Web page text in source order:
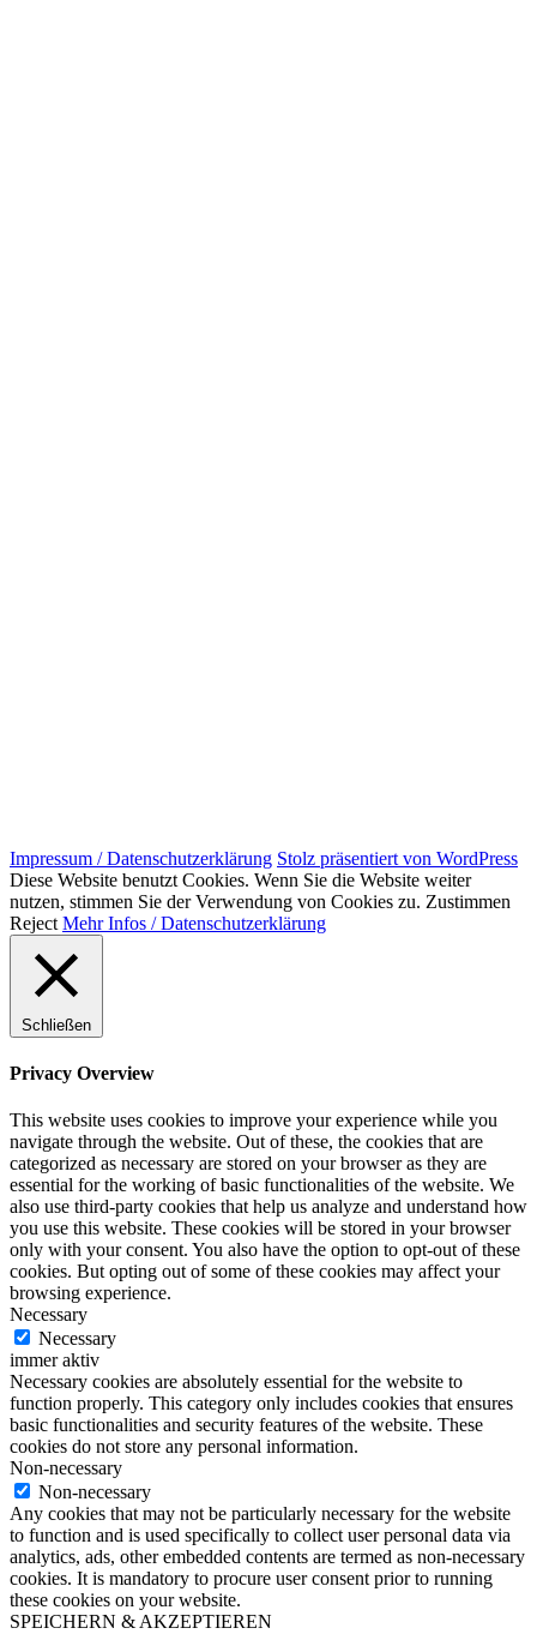
Impressum / Datenschutzerklärung Stolz präsentiert von WordPress
Diese Website benutzt Cookies. Wenn Sie die Website weiter
nutzen, stimmen Sie der Verwendung von Cookies zu. Zustimmen
Reject Mehr Infos / Datenschutzerklärung
Schließen
Privacy Overview
This website uses cookies to improve your experience while you
navigate through the website. Out of these, the cookies that are
categorized as necessary are stored on your browser as they are
essential for the working of basic functionalities of the website. We
also use third-party cookies that help us analyze and understand how
you use this website. These cookies will be stored in your browser
only with your consent. You also have the option to opt-out of these
cookies. But opting out of some of these cookies may affect your
browsing experience.
Necessary
Necessary
immer aktiv
Necessary cookies are absolutely essential for the website to
function properly. This category only includes cookies that ensures
basic functionalities and security features of the website. These
cookies do not store any personal information.
Non-necessary
Non-necessary
Any cookies that may not be particularly necessary for the website
to function and is used specifically to collect user personal data via
analytics, ads, other embedded contents are termed as non-necessary
cookies. It is mandatory to procure user consent prior to running
these cookies on your website.
SPEICHERN & AKZEPTIEREN